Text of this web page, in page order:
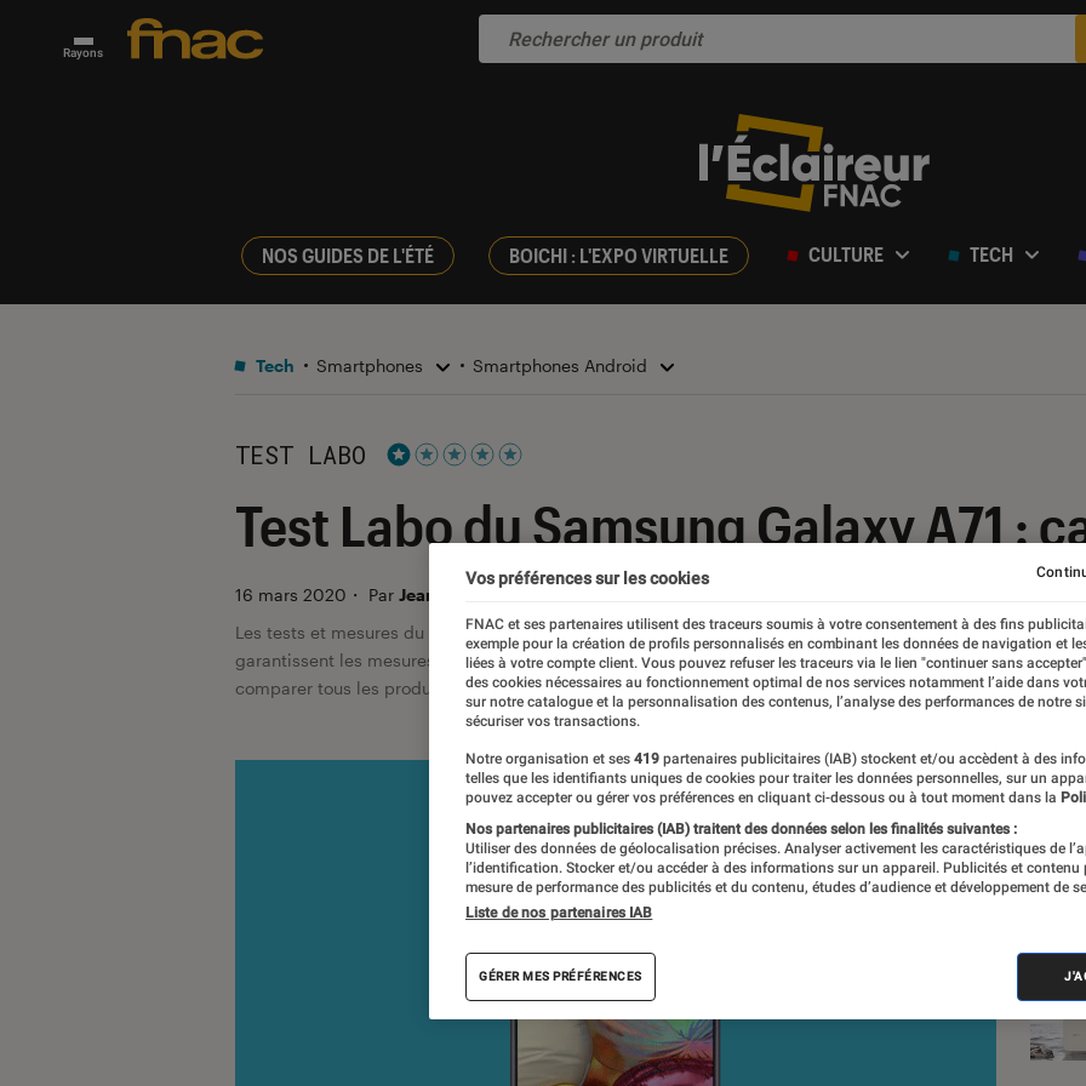
Rayons
NOS GUIDES DE L'ÉTÉ BOICHI : L'EXPO VIRTUELLE CULTURE TECH
Tech Smartphones Smartphones Android
TEST LABO
Test Labo du Samsung Galaxy A71 :
16 mars 2020 ・ Par Jean-Charles Frelier, Georges Prat
Les tests et mesures du Labo Fnac sont réalisés en toute indépendance du commerce ou des fabricants
garantissent les mesures grâce à leur expertise, et aux équipements de mesures les plus précis. Pour en
comparer tous les produits, visitez notrecomparateur.
VOIR
Vos préférences sur les cookies
FNAC et ses partenaires utilisent des traceurs soumis à votre consentement à des fins
exemple pour la création de profils personnalisés en combinant les données de navigation et
liées à votre compte client. Vous pouvez refuser les traceurs via le lien "continuer sans
des cookies nécessaires au fonctionnement optimal de nos services notamment l’aide dans
sur notre catalogue et la personnalisation des contenus, l’analyse des performances de notre
sécuriser vos transactions.
Notre organisation et ses 419 partenaires publicitaires (IAB) stockent et/ou accèdent à des
telles que les identifiants uniques de cookies pour traiter les données personnelles, sur un
pouvez accepter ou gérer vos préférences en cliquant ci-dessous ou à tout moment dans la
Nos partenaires publicitaires (IAB) traitent des données selon les finalités suivantes :
Utiliser des données de géolocalisation précises. Analyser activement les caractéristiques de
l’identification. Stocker et/ou accéder à des informations sur un appareil. Publicités et contenu
mesure de performance des publicités et du contenu, études d’audience et développement de
Liste de nos partenaires IAB
GÉRER MES PRÉFÉRENCES